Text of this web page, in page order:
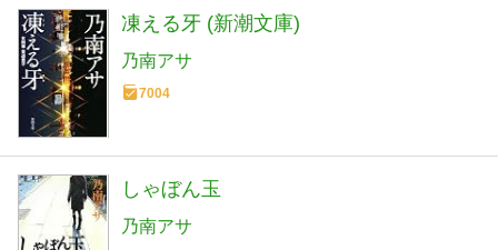
凍える牙 (新潮文庫)
乃南アサ
7004
しゃぼん玉
乃南アサ